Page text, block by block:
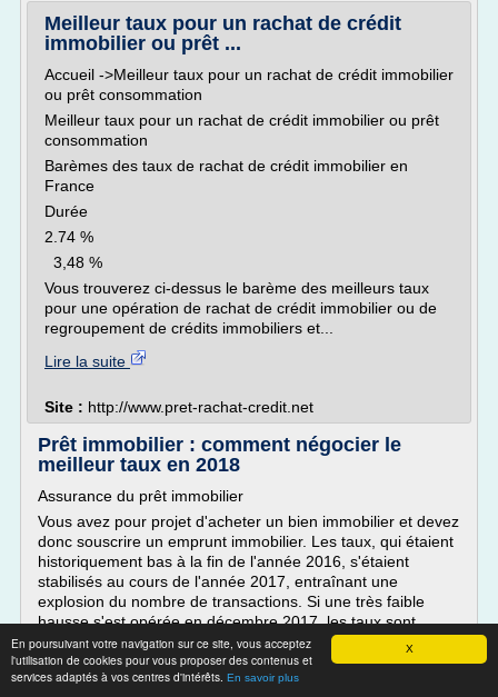
X
En poursuivant votre navigation sur ce site, vous acceptez
l'utilisation de cookies pour vous proposer des contenus et
services adaptés à vos centres d'intérêts. En savoir plus
Meilleur taux pour un rachat de crédit
immobilier ou prêt ...
Accueil ->Meilleur taux pour un rachat de crédit immobilier
ou prêt consommation
Meilleur taux pour un rachat de crédit immobilier ou prêt
consommation
Barèmes des taux de rachat de crédit immobilier en
France
Durée
2.74 %
3,48 %
Vous trouverez ci-dessus le barème des meilleurs taux
pour une opération de rachat de crédit immobilier ou de
regroupement de crédits immobiliers et...
Lire la suite
Site : http://www.pret-rachat-credit.net
Prêt immobilier : comment négocier le
meilleur taux en 2018
Assurance du prêt immobilier
Vous avez pour projet d'acheter un bien immobilier et devez
donc souscrire un emprunt immobilier. Les taux, qui étaient
historiquement bas à la fin de l'année 2016, s'étaient
stabilisés au cours de l'année 2017, entraînant une
explosion du nombre de transactions. Si une très faible
hausse s'est opérée en décembre 2017, les taux sont
revenus à un état...
Lire la suite